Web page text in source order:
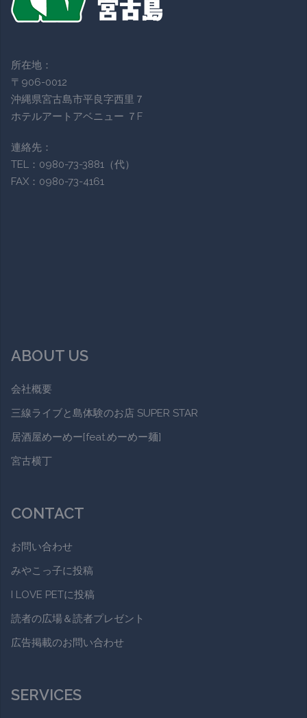
所在地：
〒906-0012
沖縄県宮古島市平良字西里７
ホテルアートアベニュー ７F
連絡先：
TEL：0980-73-3881（代）
FAX：0980-73-4161
ABOUT US
会社概要
三線ライブと島体験のお店 SUPER STAR
居酒屋めーめー[feat.めーめー麺]
宮古横丁
CONTACT
お問い合わせ
みやこっ子に投稿
I LOVE PETに投稿
読者の広場＆読者プレゼント
広告掲載のお問い合わせ
SERVICES